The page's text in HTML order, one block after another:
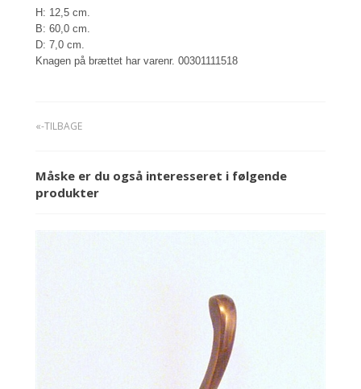
H: 12,5 cm.
B: 60,0 cm.
D: 7,0 cm.
Knagen på brættet har varenr. 00301111518
«-TILBAGE
Måske er du også interesseret i følgende
produkter